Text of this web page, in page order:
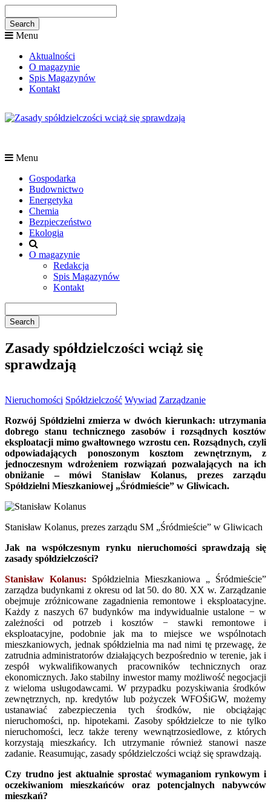
Menu
Aktualności
O magazynie
Spis Magazynów
Kontakt
Menu
Gospodarka
Budownictwo
Energetyka
Chemia
Bezpieczeństwo
Ekologia
O magazynie
Redakcja
Spis Magazynów
Kontakt
Zasady spółdzielczości wciąż się
sprawdzają
Nieruchomości Spółdzielczość Wywiad Zarządzanie
Rozwój Spółdzielni zmierza w dwóch kierunkach: utrzymania
dobrego stanu technicznego zasobów i rozsądnych kosztów
eksploatacji mimo gwałtownego wzrostu cen. Rozsądnych, czyli
odpowiadających ponoszonym kosztom zewnętrznym, z
jednoczesnym wdrożeniem rozwiązań pozwalających na ich
obniżanie – mówi Stanisław Kolanus, prezes zarządu
Spółdzielni Mieszkaniowej „Śródmieście” w Gliwicach.
Stanisław Kolanus, prezes zarządu SM „Śródmieście” w Gliwicach
Jak na współczesnym rynku nieruchomości sprawdzają się
zasady spółdzielczości?
Stanisław Kolanus: Spółdzielnia Mieszkaniowa „ Śródmieście”
zarządza budynkami z okresu od lat 50. do 80. XX w. Zarządzanie
obejmuje zróżnicowane zagadnienia remontowe i eksploatacyjne.
Każdy z naszych 67 budynków ma indywidualnie ustalone − w
zależności od potrzeb i kosztów − stawki remontowe i
eksploatacyjne, podobnie jak ma to miejsce we wspólnotach
mieszkaniowych, jednak spółdzielnia ma nad nimi tę przewagę, że
zatrudnia administratorów działających bezpośrednio w terenie, jak i
zespół wykwalifikowanych pracowników technicznych oraz
ekonomicznych. Jako stabilny inwestor mamy możliwość negocjacji
z wieloma usługodawcami. W przypadku pozyskiwania środków
zewnętrznych, np. kredytów lub pożyczek WFOŚiGW, możemy
ustanawiać zabezpieczenia tych środków, nie obciążając
nieruchomości, np. hipotekami. Zasoby spółdzielcze to nie tylko
nieruchomości, lecz także tereny wewnątrzosiedlowe, z których
korzystają mieszkańcy. Ich utrzymanie również stanowi nasze
zadanie. Reasumując, zasady spółdzielczości wciąż się sprawdzają.
Czy trudno jest aktualnie sprostać wymaganiom rynkowym i
oczekiwaniom mieszkańców oraz potencjalnych nabywców
mieszkań?